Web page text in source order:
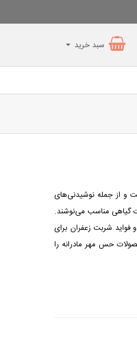
سبد خرید
و از جمله نوشیدنی‌های
گیاهی مناسب می‌نوشند.
شربت زعفران برای
حس مهر مادرانه را